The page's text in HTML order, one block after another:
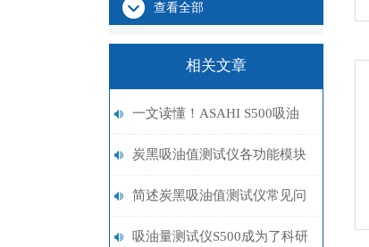
查看全部
相关文章
一文读懂！ASAHI S500吸油
值测试仪各部件的功能特点介
绍
炭黑吸油值测试仪各功能模块
的协同设计分享
简述炭黑吸油值测试仪常见问
题的诊断与解决方法
吸油量测试仪S500成为了科研